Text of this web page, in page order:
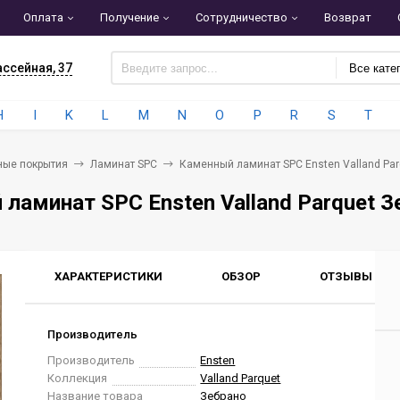
Оплата Получение Сотрудничество Возврат
37 Все
I K L M N O P R S T
покрытия Ламинат SPC Каменный ламинат SPC Ensten Valland
SPC Ensten Valland Parquet
ХАРАКТЕРИСТИКИ ОБЗОР ОТЗЫВЫ
Производитель
Производитель
Ensten
Коллекция
Valland Parquet
Название товара
Зебрано